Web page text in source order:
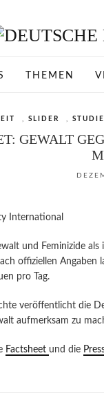
THEMEN
, SLIDER ,
GEWALT
International
und Feminizide
offiziellen Angaben
pro Tag.
veröffentlicht die
aufmerksam zu
Factsheet und die